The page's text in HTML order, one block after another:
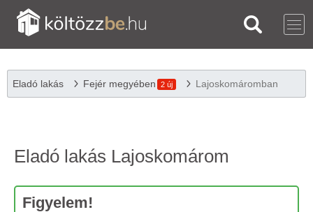
Eladó lakás Fejér megyében 2 új Lajoskomáromban
Eladó lakás Lajoskomárom
Figyelem!